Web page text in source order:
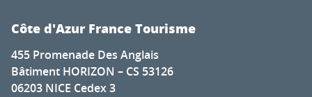
Côte d'Azur France Tourisme
455 Promenade Des Anglais
Bâtiment HORIZON – CS 53126
06203 NICE Cedex 3